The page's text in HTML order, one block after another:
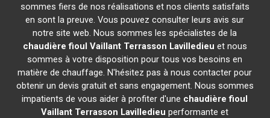
sommes fiers de nos réalisations et nos clients satisfaits
en sont la preuve. Vous pouvez consulter leurs avis sur
notre site web. Nous sommes les spécialistes de la
chaudière fioul Vaillant Terrasson Lavilledieu et nous
sommes à votre disposition pour tous vos besoins en
matière de chauffage. N'hésitez pas à nous contacter pour
obtenir un devis gratuit et sans engagement. Nous sommes
impatients de vous aider à profiter d'une chaudière fioul
Vaillant Terrasson Lavilledieu performante et